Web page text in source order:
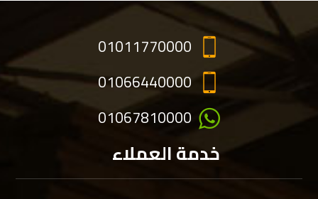
01011770000
01066440000
01067810000
خدمة العملاء